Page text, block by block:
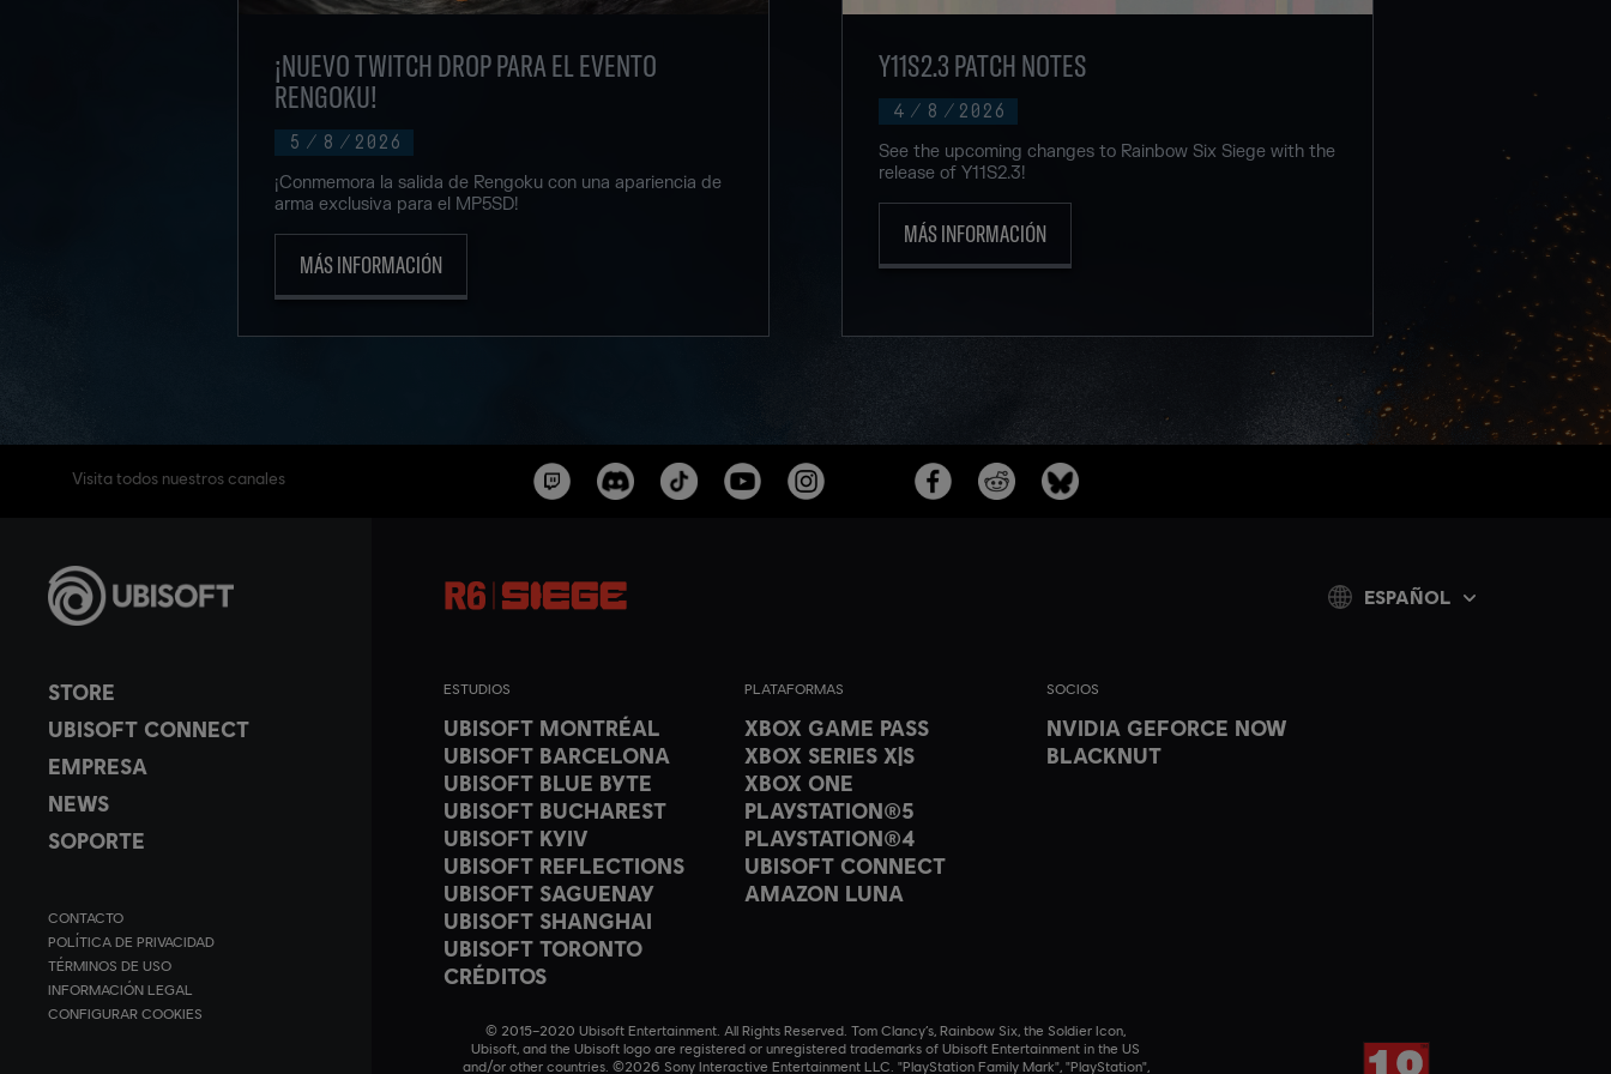
5 / 8 / 2026
¡NUEVO TWITCH DROP PARA EL EVENTO
RENGOKU!
¡Conmemora la salida de Rengoku con una apariencia de
arma exclusiva para el MP5SD!
MÁS INFORMACIÓN
4 / 8 / 2026
Y11S2.3 PATCH NOTES
See the upcoming changes to Rainbow Six Siege with the
release of Y11S2.3!
MÁS INFORMACIÓN
Visita todos nuestros canales
STORE
UBISOFT CONNECT
EMPRESA
NEWS
SOPORTE
CONTACTO
POLÍTICA DE PRIVACIDAD
TÉRMINOS DE USO
INFORMACIÓN LEGAL
CONFIGURAR COOKIES
ESTUDIOS
UBISOFT MONTRÉAL
UBISOFT BARCELONA
UBISOFT BLUE BYTE
UBISOFT BUCHAREST
UBISOFT KYIV
UBISOFT REFLECTIONS
UBISOFT SAGUENAY
UBISOFT SHANGHAI
UBISOFT TORONTO
CRÉDITOS
PLATAFORMAS
XBOX GAME PASS
XBOX SERIES X|S
XBOX ONE
PLAYSTATION®5
PLAYSTATION®4
UBISOFT CONNECT
AMAZON LUNA
SOCIOS
NVIDIA GEFORCE NOW
BLACKNUT
© 2015–2020 Ubisoft Entertainment. All Rights Reserved. Tom Clancy’s, Rainbow Six, the Soldier Icon,
Ubisoft, and the Ubisoft logo are registered or unregistered trademarks of Ubisoft Entertainment in the US
and/or other countries. ©2026 Sony Interactive Entertainment LLC. "PlayStation Family Mark", "PlayStation",
ESPAÑOL